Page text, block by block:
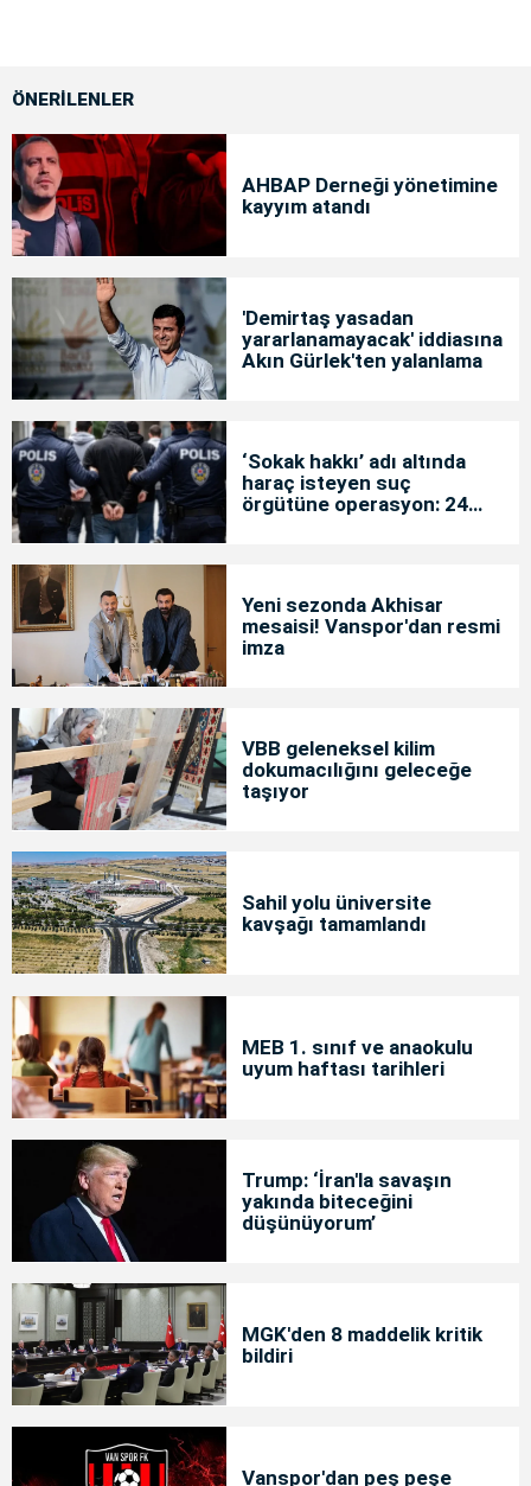
ÖNERİLENLER
AHBAP Derneği yönetimine
kayyım atandı
'Demirtaş yasadan
yararlanamayacak' iddiasına
Akın Gürlek'ten yalanlama
‘Sokak hakkı’ adı altında
haraç isteyen suç
örgütüne operasyon: 24
Yeni sezonda Akhisar
mesaisi! Vanspor'dan resmi
imza
VBB geleneksel kilim
dokumacılığını geleceğe
taşıyor
Sahil yolu üniversite
kavşağı tamamlandı
MEB 1. sınıf ve anaokulu
uyum haftası tarihleri
Trump: ‘İran'la savaşın
yakında biteceğini
düşünüyorum’
MGK'den 8 maddelik kritik
bildiri
Vanspor'dan peş peşe